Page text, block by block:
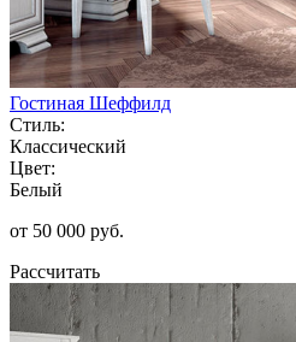
Гостиная Шеффилд
Стиль:
Классический
Цвет:
Белый
от 50 000 руб.
Рассчитать